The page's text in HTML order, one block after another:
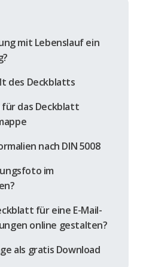
mit Lebenslauf ein
des Deckblatts
das Deckblatt
nach DIN 5008
im
für eine E-Mail-
online gestalten?
als gratis Download